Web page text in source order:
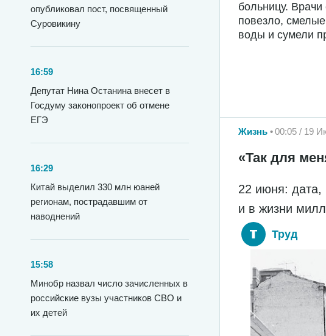
опубликовал пост, посвященный
Суровикину
16:59
Депутат Нина Останина внесет в
Госдуму законопроект об отмене
ЕГЭ
16:29
Китай выделил 330 млн юаней
регионам, пострадавшим от
наводнений
15:58
Минобр назвал число зачисленных в
российские вузы участников СВО и
их детей
больницу.
повезло,
воды и сумели
Жизнь 00:05 / 19
«Так для
22 июня: дата,
и в жизни
Труд